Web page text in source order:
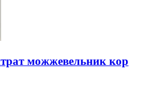
можжевельник кор